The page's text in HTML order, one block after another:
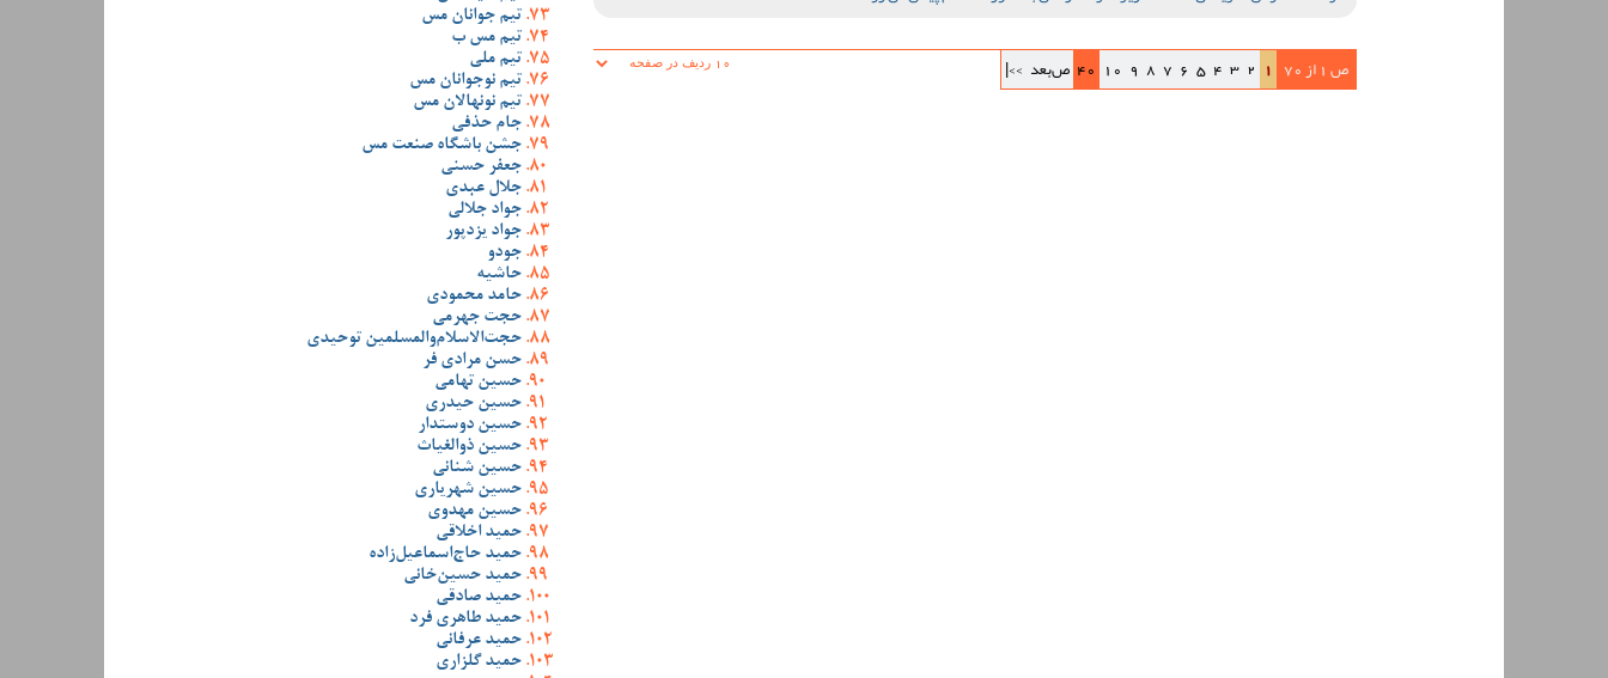
ص 1 از 70 1
2
3
4
5
6
7
8
9
10
40 ص‌بعد >>|
تیم جوانان مس
تیم مس ب
تیم ملی
تیم نوجوانان مس
تیم نونهالان مس
جام حذفی
جشن باشگاه صنعت مس
جعفر حسنی
جلال عبدی
جواد جلالی
جواد یزدپور
جودو
حاشیه
حامد محمودی
حجت جهرمی
حجت‌الاسلام‌والمسلمین توحیدی
حسن مرادی فر
حسین تهامی
حسین حیدری
حسین دوستدار
حسین ذوالغیاث
حسین شنانی
حسین شهریاری
حسین مهدوی
حمید اخلاقی
حمید حاج‌اسماعیل‌زاده
حمید حسین‌خانی
حمید صادقی
حمید طاهری فرد
حمید عرفانی
حمید گلزاری